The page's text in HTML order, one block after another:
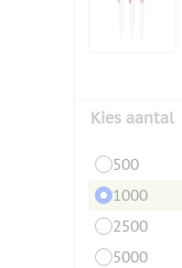
Kies aantal
500
1000
2500
5000